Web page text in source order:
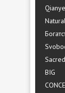
Qianye
BIG